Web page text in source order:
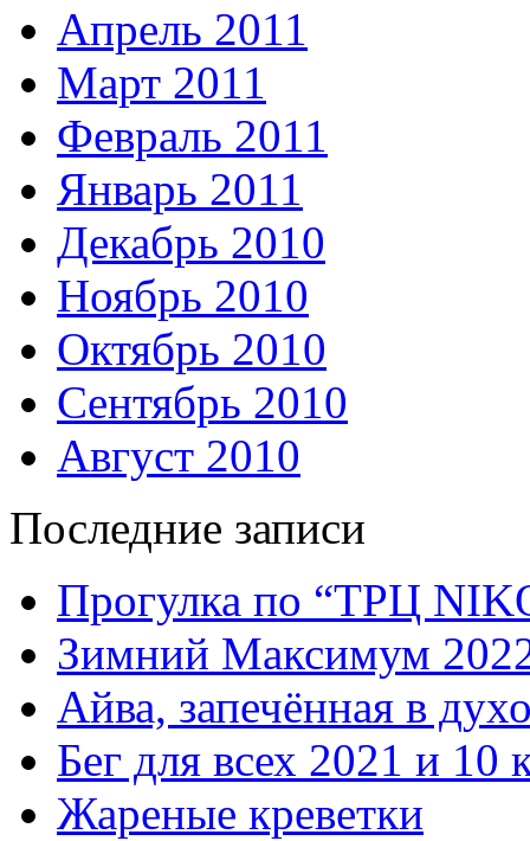
Апрель 2011
Март 2011
Февраль 2011
Январь 2011
Декабрь 2010
Ноябрь 2010
Октябрь 2010
Сентябрь 2010
Август 2010
Последние записи
Прогулка по “ТРЦ
Зимний Максимум
Айва, запечённая в
Бег для всех 2021 и 10
Жареные креветки